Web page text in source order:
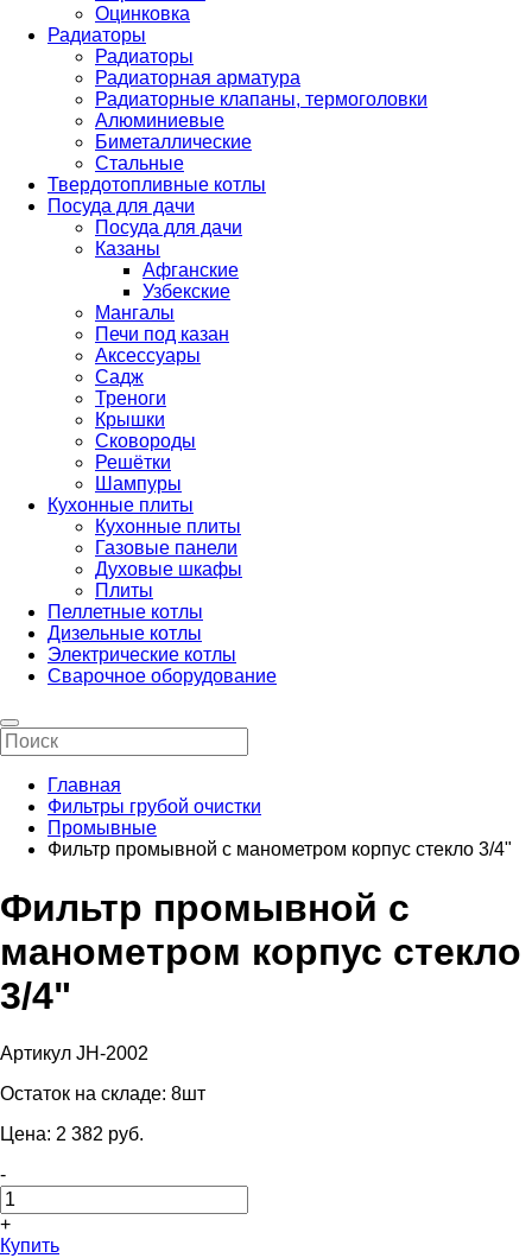
Оцинковка
Радиаторы
Радиаторы
Радиаторная арматура
Радиаторные клапаны, термоголовки
Алюминиевые
Биметаллические
Стальные
Твердотопливные котлы
Посуда для дачи
Посуда для дачи
Казаны
Афганские
Узбекские
Мангалы
Печи под казан
Аксессуары
Садж
Треноги
Крышки
Сковороды
Решётки
Шампуры
Кухонные плиты
Кухонные плиты
Газовые панели
Духовые шкафы
Плиты
Пеллетные котлы
Дизельные котлы
Электрические котлы
Сварочное оборудование
Главная
Фильтры грубой очистки
Промывные
Фильтр промывной с манометром корпус стекло 3/4"
Фильтр промывной с
манометром корпус стекло
3/4"
Артикул JH-2002
Остаток на складе: 8шт
Цена: 2 382 pуб.
-
+
Купить